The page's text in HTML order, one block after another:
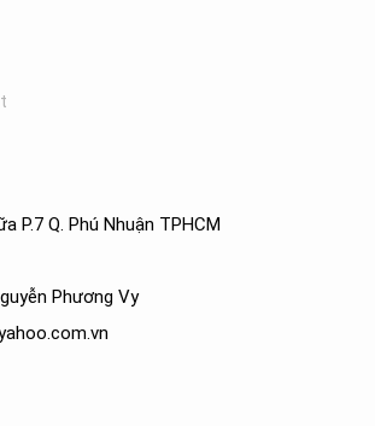
P.7 Q. Phú Nhuận TPHCM
Phương Vy
n